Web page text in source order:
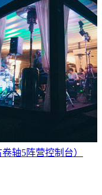
轴5阵营控制台）